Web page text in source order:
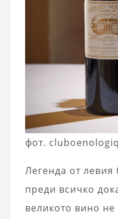
фот.
Легенда от левия
преди всичко
великото вино